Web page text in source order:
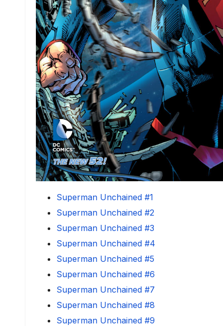
Superman Unchained #1
Superman Unchained #2
Superman Unchained #3
Superman Unchained #4
Superman Unchained #5
Superman Unchained #6
Superman Unchained #7
Superman Unchained #8
Superman Unchained #9